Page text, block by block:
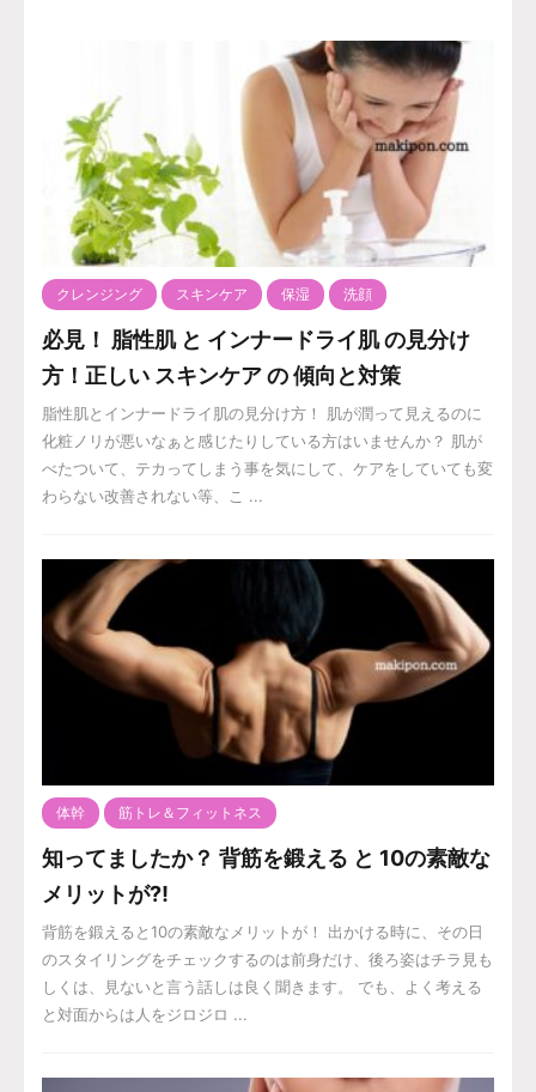
クレンジング スキンケア 保湿 洗顔
必見！ 脂性肌 と インナードライ肌 の見分け
方！正しい スキンケア の 傾向と対策
脂性肌とインナードライ肌の見分け方！ 肌が潤って見えるのに
化粧ノリが悪いなぁと感じたりしている方はいませんか？ 肌が
べたついて、テカってしまう事を気にして、ケアをしていても変
わらない改善されない等、こ ...
体幹 筋トレ＆フィットネス
知ってましたか？ 背筋を鍛える と 10の素敵な
メリットが⁈
背筋を鍛えると10の素敵なメリットが！ 出かける時に、その日
のスタイリングをチェックするのは前身だけ、後ろ姿はチラ見も
しくは、見ないと言う話しは良く聞きます。 でも、よく考える
と対面からは人をジロジロ ...